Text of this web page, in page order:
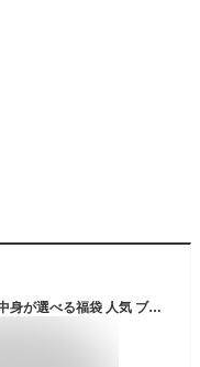
福袋 2023【総額 84,560円が15,000円！】中身が選べる福袋 人気 ブランドのアウトドアウェアやグッズが合計で7個入る大判振る舞い！赤字覚悟の大チャンス！防寒ジャケット スマートウォッチ パーカー シャツ 帽子 サングラス リュック LEDライト 手袋 メンズ レディース